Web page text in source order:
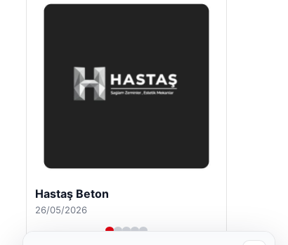
Hastaş Beton
26/05/2026